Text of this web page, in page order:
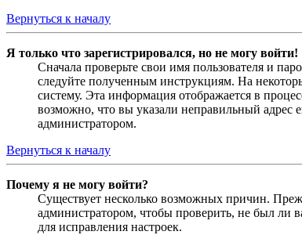
Вернуться к началу
Я только что зарегистрировался, но не могу войти!
Сначала проверьте свои имя пользователя и
следуйте полученным инструкциям. На
систему. Эта информация отображается в
возможно, что вы указали неправильный адрес
администратором.
Вернуться к началу
Почему я не могу войти?
Существует несколько возможных причин.
администратором, чтобы проверить, не был ли
для исправления настроек.